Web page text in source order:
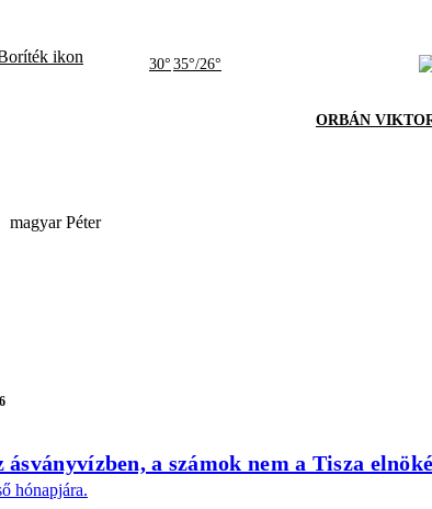
30° 35°/26°
ORBÁN
magyar Péter
ásványvízben, a számok nem a Tisza
hónapjára.